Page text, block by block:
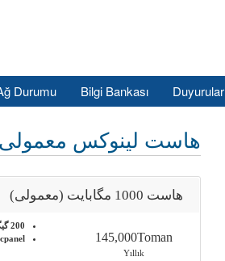
Duyurular
Bilgi Bankası
Durumu
هاست لینوکس معمولی
هاست 1000 مگابایت (معمولی)
200 گیگابایت
cpanel
145,000Toman
Yıllık